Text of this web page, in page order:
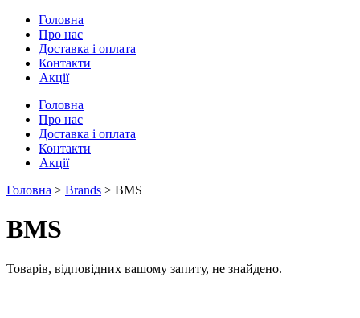
Головна
Про нас
Доставка і оплата
Контакти
Акції
Головна
Про нас
Доставка і оплата
Контакти
Акції
Головна > Brands > BMS
BMS
Товарів, відповідних вашому запиту, не знайдено.